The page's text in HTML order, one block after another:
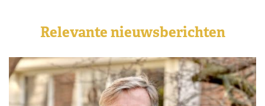
Relevante nieuwsberichten